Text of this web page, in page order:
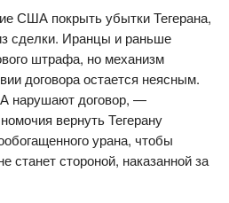
США покрыть убытки Тегерана,
сделки. Иранцы и раньше
штрафа, но механизм
договора остается неясным.
нарушают договор, —
вернуть Тегерану
урана, чтобы
станет стороной, наказанной за